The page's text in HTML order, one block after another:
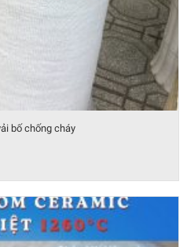
bố chống cháy